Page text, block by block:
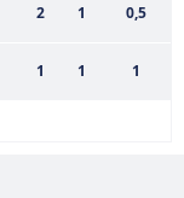
2 1 0,5
1 1 1